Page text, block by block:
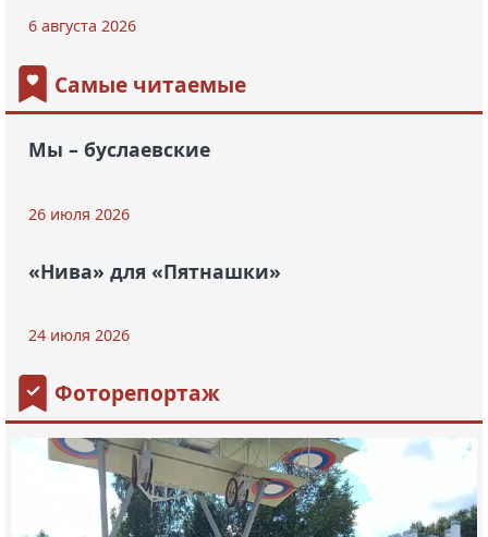
6 августа 2026
Самые читаемые
Мы – буслаевские
26 июля 2026
«Нива» для «Пятнашки»
24 июля 2026
Фоторепортаж